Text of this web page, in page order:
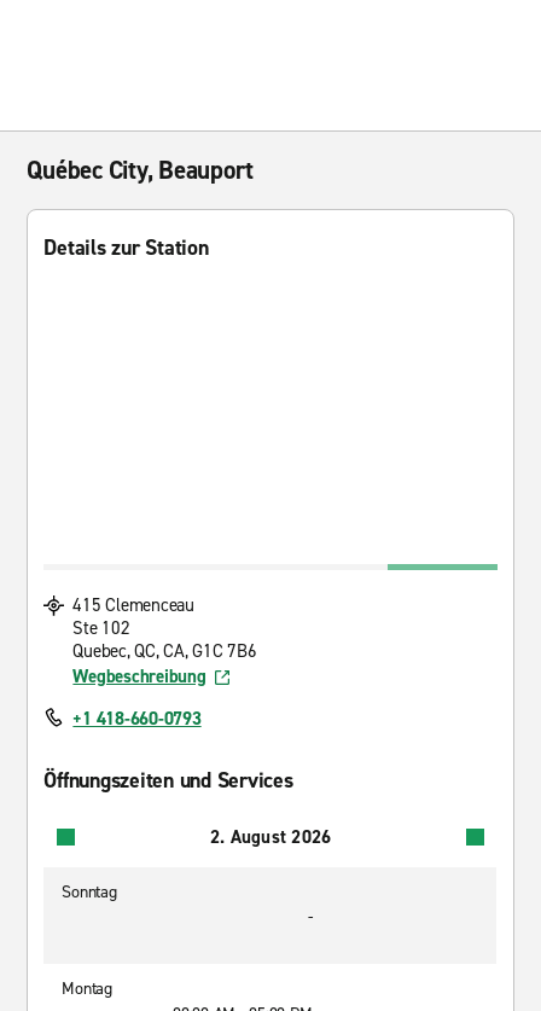
Québec City, Beauport
Details zur Station
415 Clemenceau
Ste 102
Quebec, QC, CA, G1C 7B6
Wegbeschreibung
+1 418-660-0793
Öffnungszeiten und Services
2. August 2026
Sonntag
-
Montag